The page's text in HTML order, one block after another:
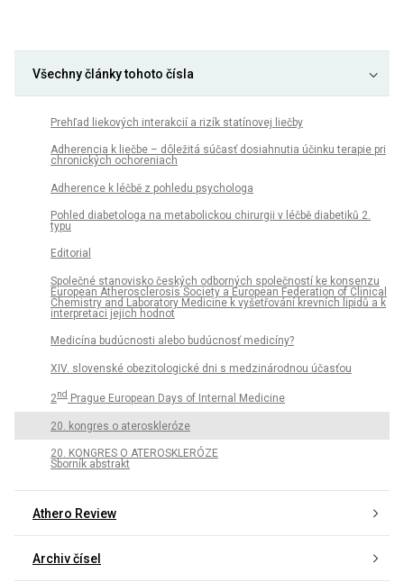
Všechny články tohoto čísla
Prehľad liekových interakcií a rizík statínovej liečby
Adherencia k liečbe – dôležitá súčasť dosiahnutia účinku terapie pri
chronických ochoreniach
Adherence k léčbě z pohledu psychologa
Pohled diabetologa na metabolickou chirurgii v léčbě diabetiků 2.
typu
Editorial
Společné stanovisko českých odborných společností ke konsenzu
European Atherosclerosis Society a European Federation of Clinical
Chemistry and Laboratory Medicine k vyšetřování krevních lipidů a k
interpretaci jejich hodnot
Medicína budúcnosti alebo budúcnosť medicíny?
XIV. slovenské obezitologické dni s medzinárodnou účasťou
2nd Prague European Days of Internal Medicine
20. kongres o ateroskleróze
20. KONGRES O ATEROSKLERÓZE
Sborník abstrakt
Athero Review
Archiv čísel